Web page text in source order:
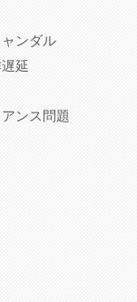
ンダル
延
ンス問題